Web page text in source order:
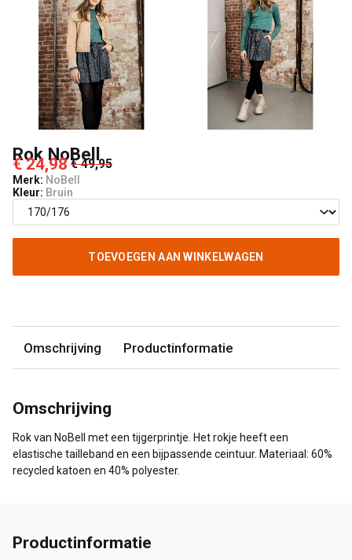
Rok NoBell
€ 24,98 € 49,95
Merk: NoBell
Kleur: Bruin
TOEVOEGEN AAN WINKELWAGEN
Omschrijving Productinformatie
Omschrijving
Rok van NoBell met een tijgerprintje. Het rokje heeft een
elastische tailleband en een bijpassende ceintuur. Materiaal: 60%
recycled katoen en 40% polyester.
Productinformatie